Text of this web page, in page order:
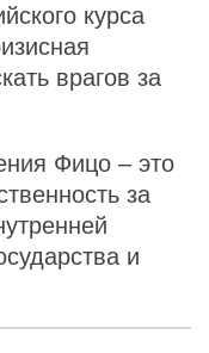
курса
врагов за
Фицо – это
за
и